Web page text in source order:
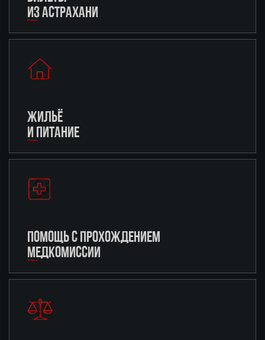
ИЗ АСТРАХАНИ
ЖИЛЬЁ
И ПИТАНИЕ
ПОМОЩЬ С ПРОХОЖДЕНИЕМ
МЕДКОМИССИИ